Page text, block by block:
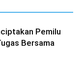
Pemilu
Bersama